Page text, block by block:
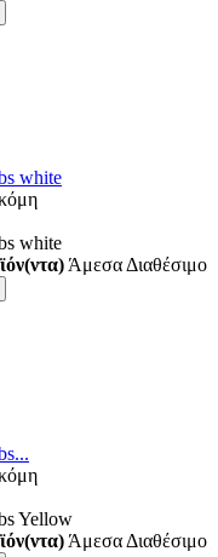
white
white
Άμεσα Διαθέσιμο
Yellow
Άμεσα Διαθέσιμο